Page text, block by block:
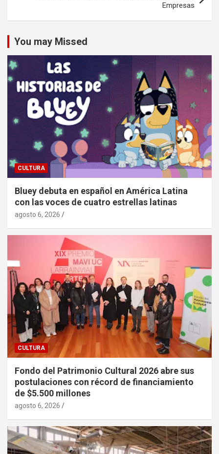
Empresas
You may Missed
CULTURA
Bluey debuta en español en América Latina
con las voces de cuatro estrellas latinas
agosto 6, 2026
CULTURA
Fondo del Patrimonio Cultural 2026 abre sus
postulaciones con récord de financiamiento
de $5.500 millones
agosto 6, 2026